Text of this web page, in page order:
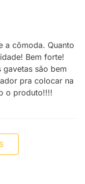
a cômoda. Quanto
Bem forte!
gavetas são bem
pra colocar na
o produto!!!!